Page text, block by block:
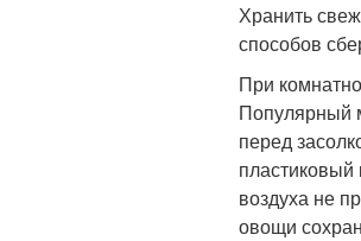
Хранить
способов
При
Популярный
перед
пластиковый
воздуха не
овощи